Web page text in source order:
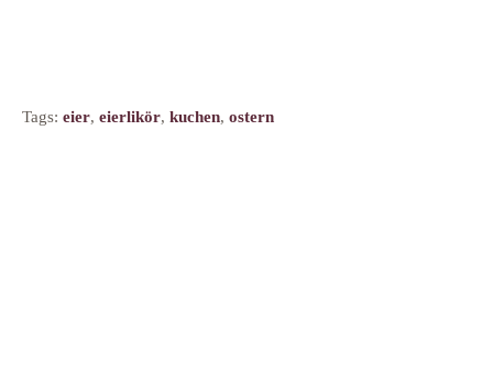
Tags: eier, eierlikör, kuchen, ostern